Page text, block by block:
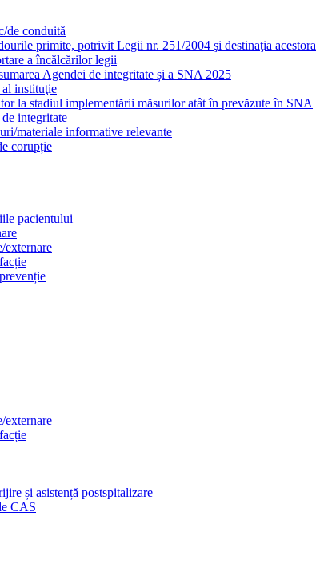
de conduită
primite, potrivit Legii nr. 251/2004 şi destinaţia acestora
a încălcărilor legii
Agendei de integritate și a SNA 2025
instituţie
la stadiul implementării măsurilor atât în prevăzute în SNA
integritate
materiale informative relevante
corupție
pacientului
externare
externare
și asistență postspitalizare
CAS